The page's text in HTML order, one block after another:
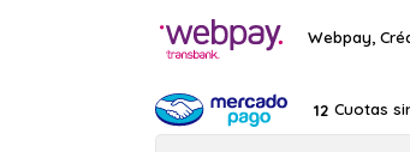
Webpay,
12 Cuotas